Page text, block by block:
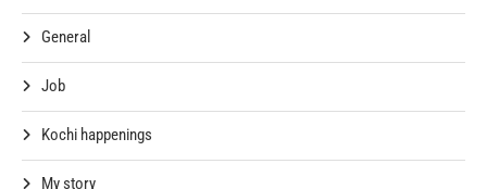
General
Job
Kochi happenings
My story